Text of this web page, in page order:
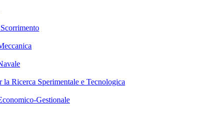
la Ricerca Sperimentale e Tecnologica
Gestionale